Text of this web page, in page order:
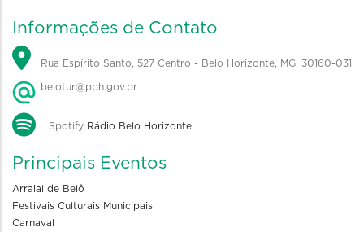
Informações de Contato
Rua Espírito Santo, 527 Centro - Belo Horizonte, MG, 30160-031
belotur@pbh.gov.br
Spotify Rádio Belo Horizonte
Principais Eventos
Arraial de Belô
Festivais Culturais Municipais
Carnaval